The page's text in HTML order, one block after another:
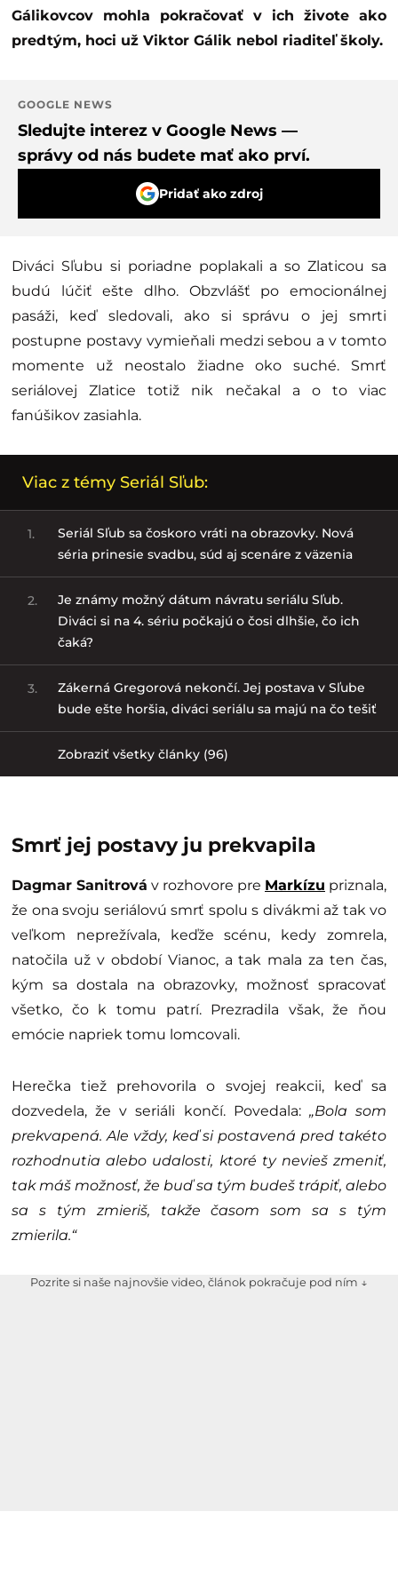
Gálikovcov mohla pokračovať v ich živote ako
predtým, hoci už Viktor Gálik nebol riaditeľ školy.
GOOGLE NEWS
Sledujte interez v Google News —
správy od nás budete mať ako prví.
Pridať ako zdroj
Diváci Sľubu si poriadne poplakali a so Zlaticou sa
budú lúčiť ešte dlho. Obzvlášť po emocionálnej
pasáži, keď sledovali, ako si správu o jej smrti
postupne postavy vymieňali medzi sebou a v tomto
momente už neostalo žiadne oko suché. Smrť
seriálovej Zlatice totiž nik nečakal a o to viac
fanúšikov zasiahla.
Viac z témy Seriál Sľub:
1.
Seriál Sľub sa čoskoro vráti na obrazovky. Nová
séria prinesie svadbu, súd aj scenáre z väzenia
2.
Je známy možný dátum návratu seriálu Sľub.
Diváci si na 4. sériu počkajú o čosi dlhšie, čo ich
čaká?
3.
Zákerná Gregorová nekončí. Jej postava v Sľube
bude ešte horšia, diváci seriálu sa majú na čo tešiť
Zobraziť všetky články (96)
Smrť jej postavy ju prekvapila
Dagmar Sanitrová v rozhovore pre Markízu priznala,
že ona svoju seriálovú smrť spolu s divákmi až tak vo
veľkom neprežívala, keďže scénu, kedy zomrela,
natočila už v období Vianoc, a tak mala za ten čas,
kým sa dostala na obrazovky, možnosť spracovať
všetko, čo k tomu patrí. Prezradila však, že ňou
emócie napriek tomu lomcovali.
Herečka tiež prehovorila o svojej reakcii, keď sa
dozvedela, že v seriáli končí. Povedala: „Bola som
prekvapená. Ale vždy, keď si postavená pred takéto
rozhodnutia alebo udalosti, ktoré ty nevieš zmeniť,
tak máš možnosť, že buď sa tým budeš trápiť, alebo
sa s tým zmieriš, takže časom som sa s tým
zmierila.“
Pozrite si naše najnovšie video, článok pokračuje pod ním ↓